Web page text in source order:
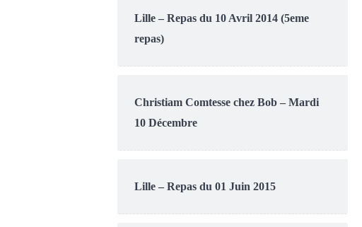
Lille – Repas du 10 Avril 2014 (5eme
repas)
Christiam Comtesse chez Bob – Mardi
10 Décembre
Lille – Repas du 01 Juin 2015